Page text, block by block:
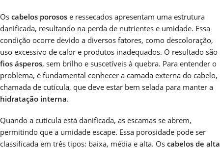
Os cabelos porosos e ressecados apresentam uma estrutura
danificada, resultando na perda de nutrientes e umidade. Essa
condição ocorre devido a diversos fatores, como descoloração,
uso excessivo de calor e produtos inadequados. O resultado são
fios ásperos, sem brilho e suscetíveis à quebra. Para entender o
problema, é fundamental conhecer a camada externa do cabelo,
chamada de cutícula, que deve estar bem selada para manter a
hidratação interna.
Quando a cutícula está danificada, as escamas se abrem,
permitindo que a umidade escape. Essa porosidade pode ser
classificada em três tipos: baixa, média e alta. Os cabelos de alta